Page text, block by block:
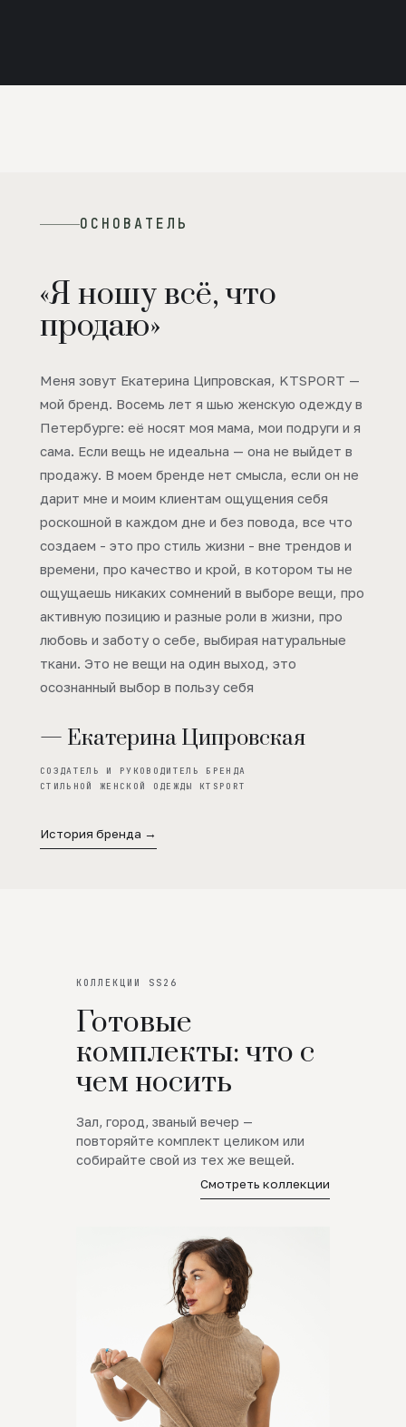
ОСНОВАТЕЛЬ
«Я ношу всё, что
продаю»
Меня зовут Екатерина Ципровская, KTSPORT —
мой бренд. Восемь лет я шью женскую одежду в
Петербурге: её носят моя мама, мои подруги и я
сама. Если вещь не идеальна — она не выйдет в
продажу. В моем бренде нет смысла, если он не
дарит мне и моим клиентам ощущения себя
роскошной в каждом дне и без повода, все что
создаем - это про стиль жизни - вне трендов и
времени, про качество и крой, в котором ты не
ощущаешь никаких сомнений в выборе вещи, про
активную позицию и разные роли в жизни, про
любовь и заботу о себе, выбирая натуральные
ткани. Это не вещи на один выход, это
осознанный выбор в пользу себя
— Екатерина Ципровская
СОЗДАТЕЛЬ И РУКОВОДИТЕЛЬ БРЕНДА
СТИЛЬНОЙ ЖЕНСКОЙ ОДЕЖДЫ KTSPORT
История бренда →
КОЛЛЕКЦИИ SS26
Готовые
комплекты: что с
чем носить
Зал, город, званый вечер —
повторяйте комплект целиком или
собирайте свой из тех же вещей.
Смотреть коллекции